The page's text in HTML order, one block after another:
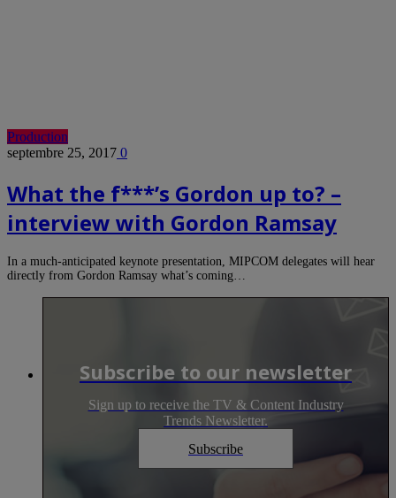
Production
septembre 25, 2017 0
What the f***’s Gordon up to? –
interview with Gordon Ramsay
In a much-anticipated keynote presentation, MIPCOM delegates will hear
directly from Gordon Ramsay what’s coming…
Subscribe to our newsletter
Sign up to receive the TV & Content Industry
Trends Newsletter.
Subscribe